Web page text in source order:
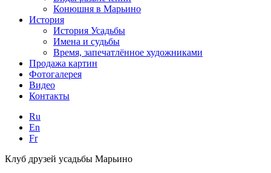
Конюшня в Марьино
История
История Усадьбы
Имена и судьбы
Время, запечатлённое художниками
Продажа картин
Фотогалерея
Видео
Контакты
Ru
En
Fr
Клуб друзей усадьбы Марьино